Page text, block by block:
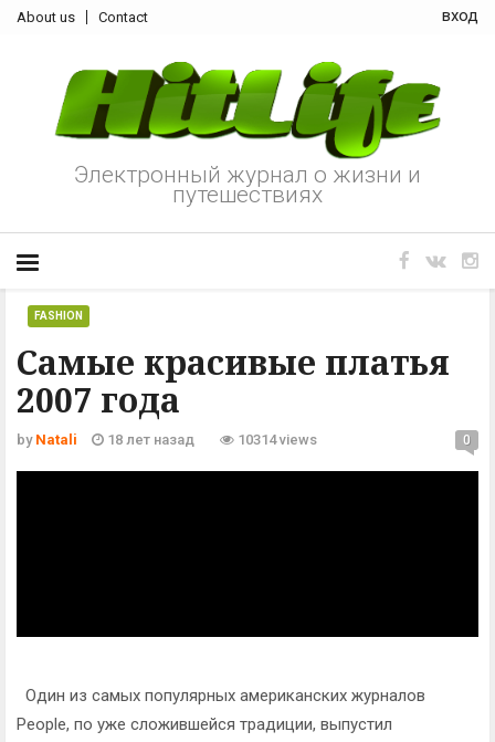
About us Contact вход
Электронный журнал о жизни и
путешествиях
Самые красивые платья
2007 года
FASHION
by Natali 18 лет назад 10314 views 0
Один из самых популярных американских журналов
People, по уже сложившейся традиции, выпустил